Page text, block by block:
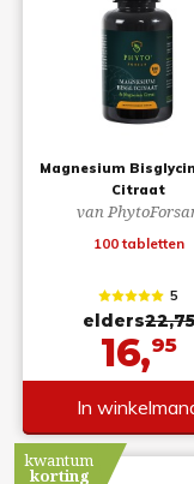
Magnesium
Citraat
van
100 tabletten
5
elders22,75
16,95
In
kwantum
korting